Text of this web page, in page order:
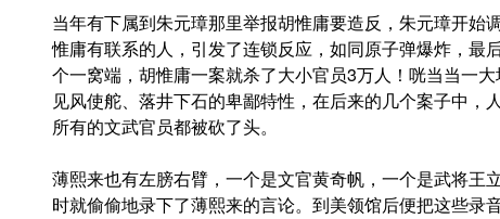
当年有下属到朱元璋那里举报胡惟庸要造反，朱元璋开始
惟庸有联系的人，引发了连锁反应，如同原子弹爆炸，最
个一窝端，胡惟庸一案就杀了大小官员3万人！咣当当一
见风使舵、落井下石的卑鄙特性，在后来的几个案子中，
所有的文武官员都被砍了头。
薄熙来也有左膀右臂，一个是文官黄奇帆，一个是武将王
时就偷偷地录下了薄熙来的言论。到美领馆后便把这些录